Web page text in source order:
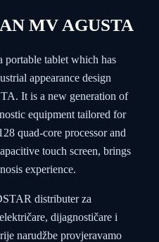
MV AGUSTA
tablet which has
appearance design
It is a new generation of
equipment tailored for
quad-core processor and
touch screen, brings
experience.
distributer za
dijagnostičare i
narudžbe provjeravamo